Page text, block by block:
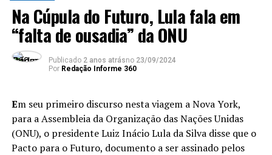
vez, em sete anos, que o primeiro ministro indiano viajou
à vizinha China. Os gigantes asiáticos têm uma relação
marcada por tensões regionais, geopolíticas e disputas
fronteiriças.
No discurso, feito logo após tomar posse como o 47º
presidente, Donald Trump disse também que:
Sua primeira ordem executiva será a
à região;
“retomar o controle” do Canal do Panamá
Vai taxar outros paísespara garantir o
Na Cúpula do Futuro, Lula fala em
“falta de ousadia” da ONU
Publicado 2 anos atrásno 23/09/2024
Por Redação Informe 360
Em seu primeiro discurso nesta viagem a Nova York,
para a Assembleia da Organização das Nações Unidas
(ONU), o presidente Luiz Inácio Lula da Silva disse que o
Pacto para o Futuro, documento a ser assinado pelos